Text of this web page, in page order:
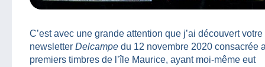
C’est avec une grande attention que j’ai découvert votre
newsletter Delcampe du 12 novembre 2020 consacrée
premiers timbres de l’île Maurice, ayant moi-même eut